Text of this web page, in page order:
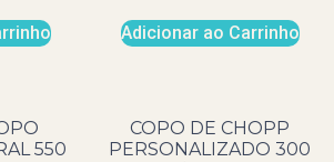
Adicionar ao Carrinho
550
COPO DE CHOPP
PERSONALIZADO 300